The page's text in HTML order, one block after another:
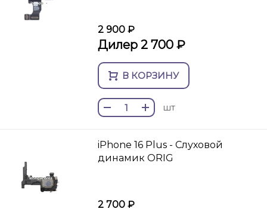
2 900 ₽
Дилер 2 700 ₽
В КОРЗИНУ
шт
iPhone 16 Plus - Слуховой
динамик ORIG
2 700 ₽